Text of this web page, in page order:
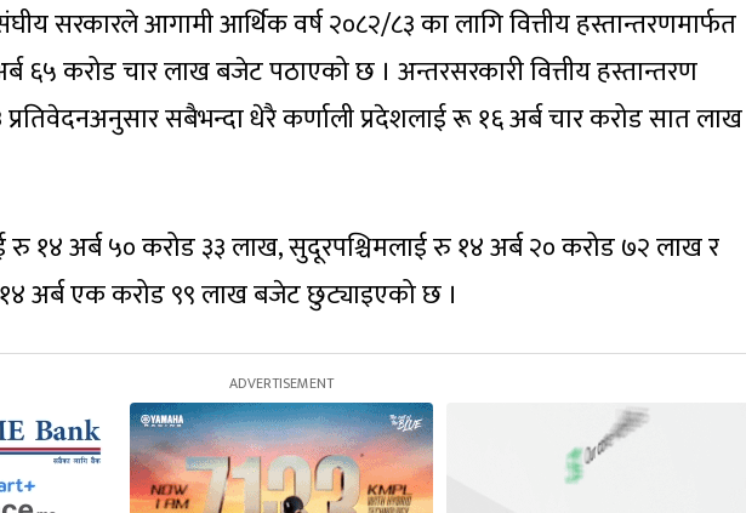
सरकारले आगामी आर्थिक वर्ष २०८२/८३ का लागि वित्तीय हस्तान्तरणमार्फत
६५ करोड चार लाख बजेट पठाएको छ । अन्तरसरकारी वित्तीय हस्तान्तरण
सबैभन्दा धेरै कर्णाली प्रदेशलाई रू १६ अर्ब चार करोड सात लाख
रु १४ अर्ब ५० करोड ३३ लाख, सुदूरपश्चिमलाई रु १४ अर्ब २० करोड ७२ लाख र
अर्ब एक करोड ९९ लाख बजेट छुट्याइएको छ ।